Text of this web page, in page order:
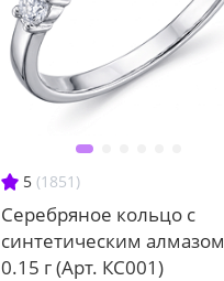
5 (1851)
Серебряное кольцо с
синтетическим алмазом
0.15 г (Арт. КС001)